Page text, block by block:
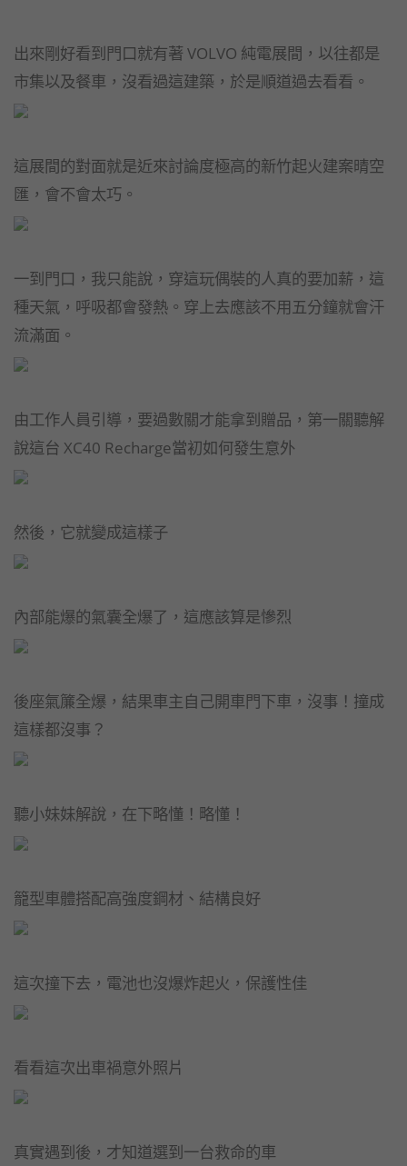
出來剛好看到門口就有著 VOLVO 純電展間，以往都是
市集以及餐車，沒看過這建築，於是順道過去看看。
這展間的對面就是近來討論度極高的新竹起火建案晴空
匯，會不會太巧。
一到門口，我只能說，穿這玩偶裝的人真的要加薪，這
種天氣，呼吸都會發熱。穿上去應該不用五分鐘就會汗
流滿面。
由工作人員引導，要過數關才能拿到贈品，第一關聽解
說這台 XC40 Recharge當初如何發生意外
然後，它就變成這樣子
內部能爆的氣囊全爆了，這應該算是慘烈
後座氣簾全爆，結果車主自己開車門下車，沒事！撞成
這樣都沒事？
聽小妹妹解說，在下略懂！略懂！
籠型車體搭配高強度鋼材、結構良好
這次撞下去，電池也沒爆炸起火，保護性佳
看看這次出車禍意外照片
真實遇到後，才知道選到一台救命的車